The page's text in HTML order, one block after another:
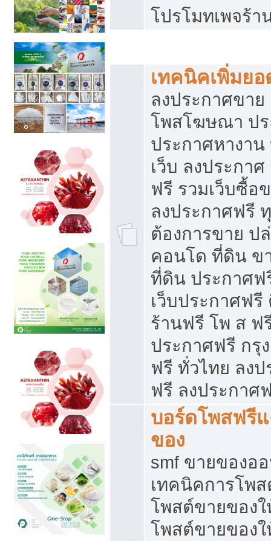
โปรโมทเพจร้า
เทคนิคเพิ่มย
ลงประกาศขา
โพสโฆษณา ป
ประกาศหางา
เว็บ ลงประกา
ฟรี รวมเว็บซื้อ
ลงประกาศฟรี
ต้องการขาย ป
คอนโด ที่ดิน ข
ที่ดิน ประกาศฟ
เว็บประกาศฟ
ร้านฟรี โพ ส ฟ
ประกาศฟรี กรุ
ฟรี ทั่วไทย ลง
ฟรี ลงประกาศ
บอร์ดโพสฟรี
ของ
smf ขายของอ
เทคนิคการโพ
โพสต์ขายของ
โพสต์ขายของ